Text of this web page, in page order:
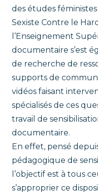
des études
Sexiste Contre le
l’Enseignement
documentaire s’est
de recherche de
supports de
vidéos faisant
spécialisés de ces
travail de
documentaire.
En effet, pensé
pédagogique de
l’objectif est à tous
s’approprier ce